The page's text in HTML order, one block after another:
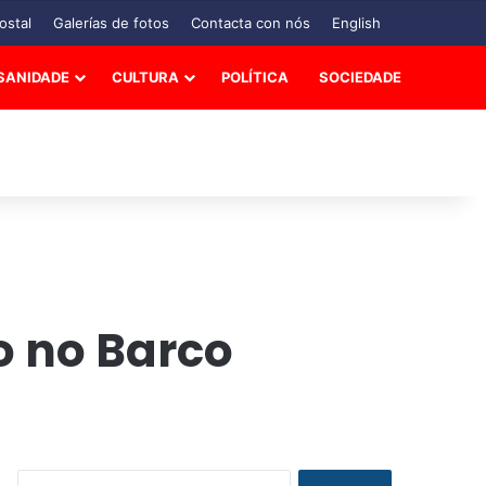
Galerías de fotos Contacta con nós English
CULTURA POLÍTICA SOCIEDADE
no Barco